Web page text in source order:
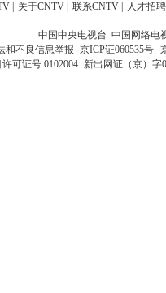
关于CNTV 联系CNTV 人才招聘
中国中央电视台 中国网络电
和不良信息举报 京ICP证060535号
可证号 0102004 新出网证（京）